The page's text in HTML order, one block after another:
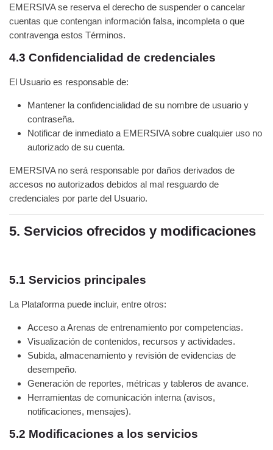
EMERSIVA se reserva el derecho de suspender o cancelar
cuentas que contengan información falsa, incompleta o que
contravenga estos Términos.
4.3 Confidencialidad de credenciales
El Usuario es responsable de:
Mantener la confidencialidad de su nombre de usuario y
contraseña.
Notificar de inmediato a EMERSIVA sobre cualquier uso no
autorizado de su cuenta.
EMERSIVA no será responsable por daños derivados de
accesos no autorizados debidos al mal resguardo de
credenciales por parte del Usuario.
5. Servicios ofrecidos y modificaciones
5.1 Servicios principales
La Plataforma puede incluir, entre otros:
Acceso a Arenas de entrenamiento por competencias.
Visualización de contenidos, recursos y actividades.
Subida, almacenamiento y revisión de evidencias de
desempeño.
Generación de reportes, métricas y tableros de avance.
Herramientas de comunicación interna (avisos,
notificaciones, mensajes).
5.2 Modificaciones a los servicios